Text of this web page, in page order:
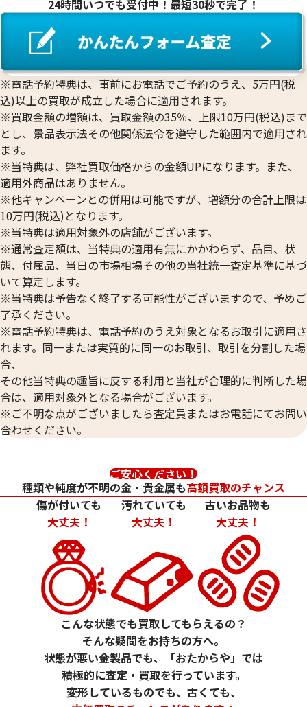
18金 (K18) 喜平リング
参考買取価格
76,400 円
18金 (K18) 喜平リ
3.2g
参考買取価格
71,900 円
24金 (K24) カレンダー 新星工業 戌
2g
参考買取価格
59,500 円
24金 (K24) カレ
2g
参考買取価格
59,500円
24金 (K24) カレンダー 新星工業 亥
参考買取価格
24金 (K24) カレン
1.5g
参考買取価格
44,600
24時間いつでも受付中！最短30秒で完了！
※電話予約特典は、事前にお電話でご予約のうえ、5万円(税
込)以上の買取が成立した場合に適用されます。
※買取金額の増額は、買取金額の35％、上限10万円(税込)まで
とし、景品表示法その他関係法令を遵守した範囲内で適用され
ます。
※当特典は、弊社買取価格からの金額UPになります。また、
適用外商品はありません。
※他キャンペーンとの併用は可能ですが、増額分の合計上限は
10万円(税込)となります。
※当特典は適用対象外の店舗がございます。
※通常査定額は、当特典の適用有無にかかわらず、品目、状
態、付属品、当日の市場相場その他の当社統一査定基準に基づ
いて算定します。
※当特典は予告なく終了する可能性がございますので、予めご
了承ください。
※電話予約特典は、電話予約のうえ対象となるお取引に適用さ
れます。同一または実質的に同一のお取引、取引を分割した場
合、
その他当特典の趣旨に反する利用と当社が合理的に判断した場
合は、適用対象外となる場合がございます。
※ご不明な点がございましたら査定員またはお電話にてお問い
合わせください。
ご安心ください！
種類や純度が不明の金・貴金属も高額買取のチャンス
傷が付いても
大丈夫！
汚れていても
大丈夫！
古いお品物も
大丈夫！
こんな状態でも買取してもらえるの？
そんな疑問をお持ちの方へ。
状態が悪い金製品でも、「おたからや」では
積極的に査定・買取を行っています。
変形しているものでも、古くても、